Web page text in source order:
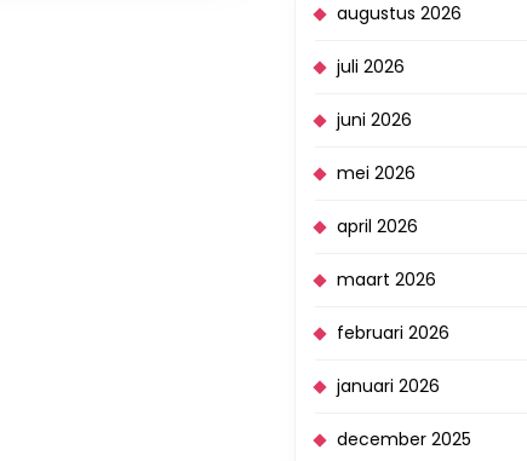
augustus 2026
juli 2026
juni 2026
mei 2026
april 2026
maart 2026
februari 2026
januari 2026
december 2025